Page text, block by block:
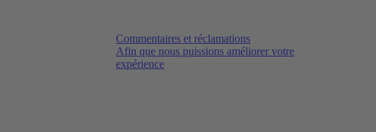
Commentaires et réclamations
Afin que nous puissions améliorer votre
expérience